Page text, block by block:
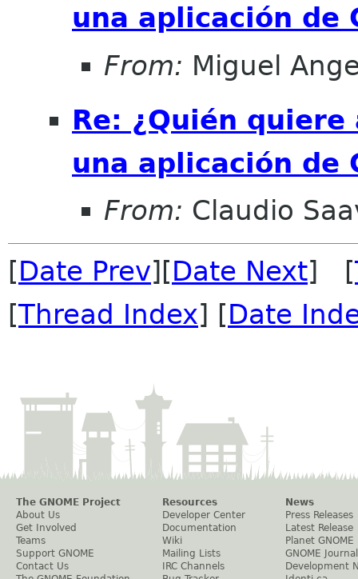
una aplicación de
From: Miguel
Re: ¿Quién
una aplicación de
From: Claudio
[Date Prev][Date Next] [
[Thread Index] [Date
The GNOME Project
About Us
Get Involved
Teams
Support GNOME
Contact Us
Resources
Developer Center
Documentation
Wiki
Mailing Lists
IRC Channels
News
Press Releases
Latest Release
Planet GNOME
GNOME Journal
Development